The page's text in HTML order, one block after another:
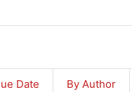
Date By Author